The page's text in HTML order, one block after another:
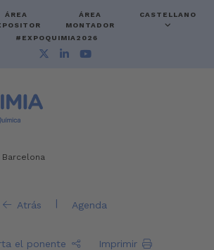
ÁREA
ÁREA
MONTADOR
CASTELLANO
#EXPOQUIMIA2026
Barcelona
Atrás | Agenda
el ponente Imprimir